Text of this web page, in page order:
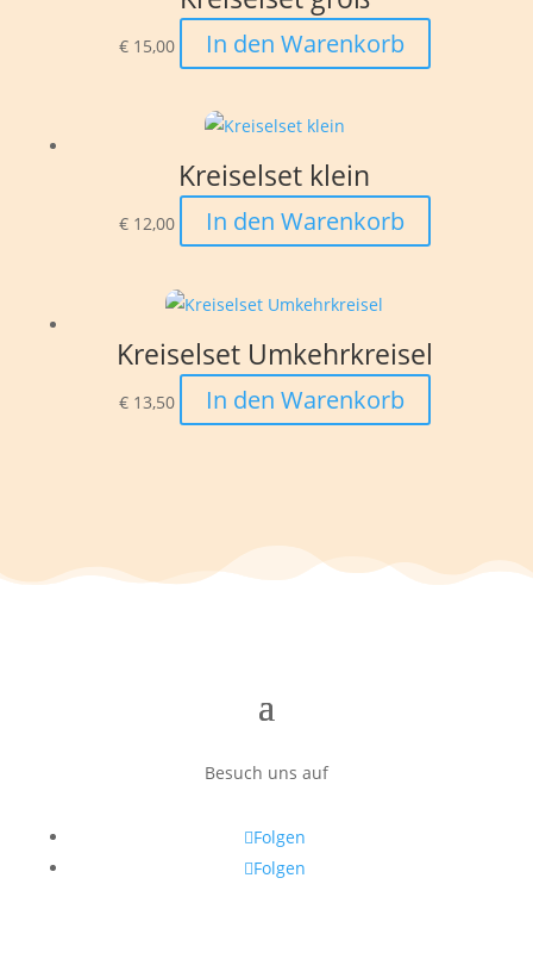
€15,00 In den Warenkorb
Kreiselset klein
€12,00 In den Warenkorb
Kreiselset Umkehrkreisel
€13,50 In den Warenkorb
Besuch uns auf
Folgen
Folgen